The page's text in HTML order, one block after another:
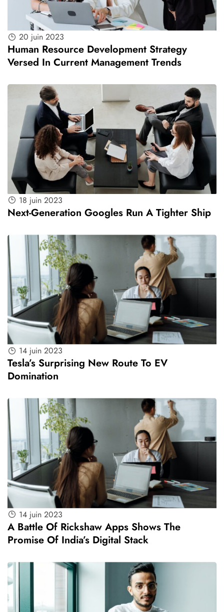
20 juin 2023
Human Resource Development Strategy
Versed In Current Management Trends
18 juin 2023
Next-Generation Googles Run A Tighter Ship
14 juin 2023
Tesla’s Surprising New Route To EV
Domination
14 juin 2023
A Battle Of Rickshaw Apps Shows The
Promise Of India’s Digital Stack